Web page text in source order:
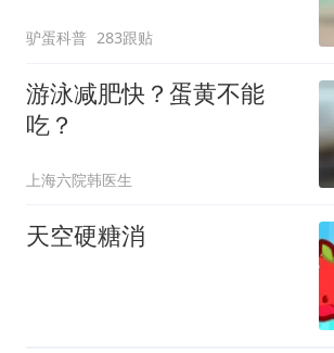
驴蛋科普 283跟贴
游泳减肥快？蛋黄不能
吃？
上海六院韩医生
天空硬糖消